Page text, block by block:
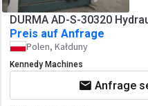
DURMA AD-S-30320
Preis auf Anfrage
Polen, Kałduny
Kennedy Machines
Anfrage